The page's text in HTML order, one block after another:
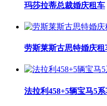
玛莎拉蒂总裁婚庆租车
劳斯莱斯古思特婚庆租
法拉利458+5辆宝马5